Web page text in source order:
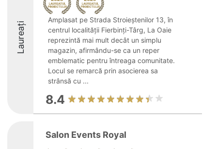
Laureați
Amplasat pe Strada Stroieştenilor 13, în
centrul localității Fierbinți-Târg, La Oaie
reprezintă mai mult decât un simplu
magazin, afirmându-se ca un reper
emblematic pentru întreaga comunitate.
Locul se remarcă prin asocierea sa
strânsă cu ...
8.4
Salon Events Royal